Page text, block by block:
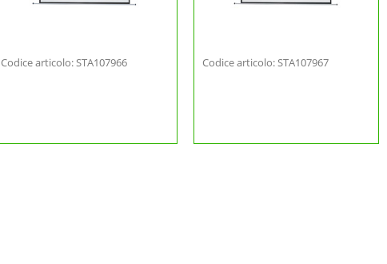
Codice articolo: STA107966 Codice articolo: STA107967